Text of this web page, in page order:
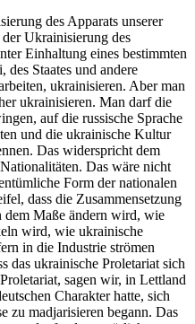
des Apparats unserer
Ukrainisierung des
Einhaltung eines bestimmten
des Staates und andere
ukrainisieren. Aber man
ukrainisieren. Man darf die
auf die russische Sprache
und die ukrainische Kultur
Das widerspricht dem
Das wäre nicht
Form der nationalen
dass die Zusammensetzung
dem Maße ändern wird, wie
wird, wie ukrainische
in die Industrie strömen
das ukrainische Proletariat sich
sagen wir, in Lettland
Charakter hatte, sich
zu madjarisieren begann. Das